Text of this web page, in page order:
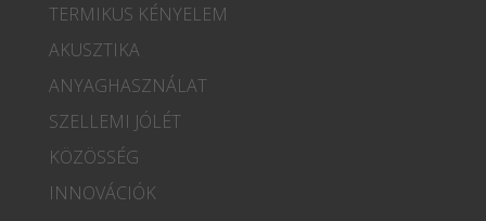
TERMIKUS KÉNYELEM
AKUSZTIKA
ANYAGHASZNÁLAT
SZELLEMI JÓLÉT
KÖZÖSSÉG
INNOVÁCIÓK